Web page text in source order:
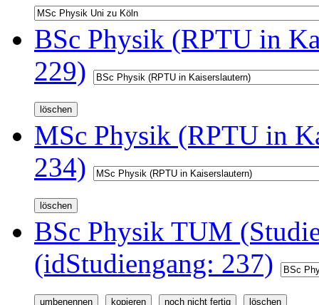
BSc Physik (RPTU in
229)
MSc Physik (RPTU in
234)
BSc Physik TUM
(idStudiengang: 237)